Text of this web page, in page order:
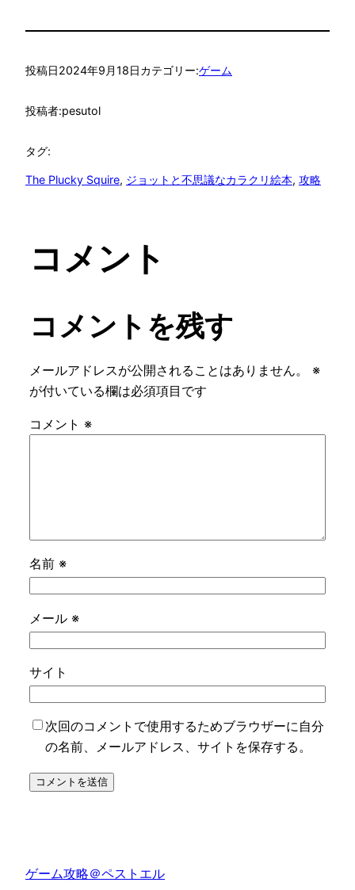
投稿日2024年9月18日カテゴリー:ゲーム
投稿者:pesutol
タグ:
The Plucky Squire, ジョットと不思議なカラクリ絵本, 攻略
コメント
コメントを残す
メールアドレスが公開されることはありません。
※
が付いている欄は必須項目です
コメント ※
名前 ※
メール ※
サイト
次回のコメントで使用するためブラウザーに自分
の名前、メールアドレス、サイトを保存する。
ゲーム攻略＠ペストエル